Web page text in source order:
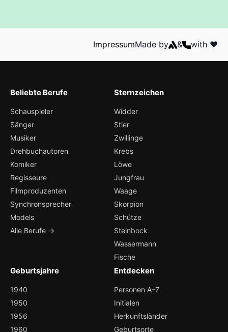
ImpressumMade by & with ❤️
Beliebte Berufe
Schauspieler
Sänger
Musiker
Drehbuchautoren
Komiker
Regisseure
Filmproduzenten
Synchronsprecher
Models
Alle Berufe →
Sternzeichen
Widder
Stier
Zwillinge
Krebs
Löwe
Jungfrau
Waage
Skorpion
Schütze
Steinbock
Wassermann
Fische
Geburtsjahre
1940
1950
1956
1960
Entdecken
Personen A–Z
Initialen
Herkunftsländer
Geburtsorte